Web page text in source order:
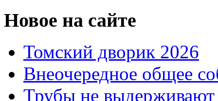
Новое на сайте
Томский дворик 2026
Внеочередное общее
Трубы не выдерживают